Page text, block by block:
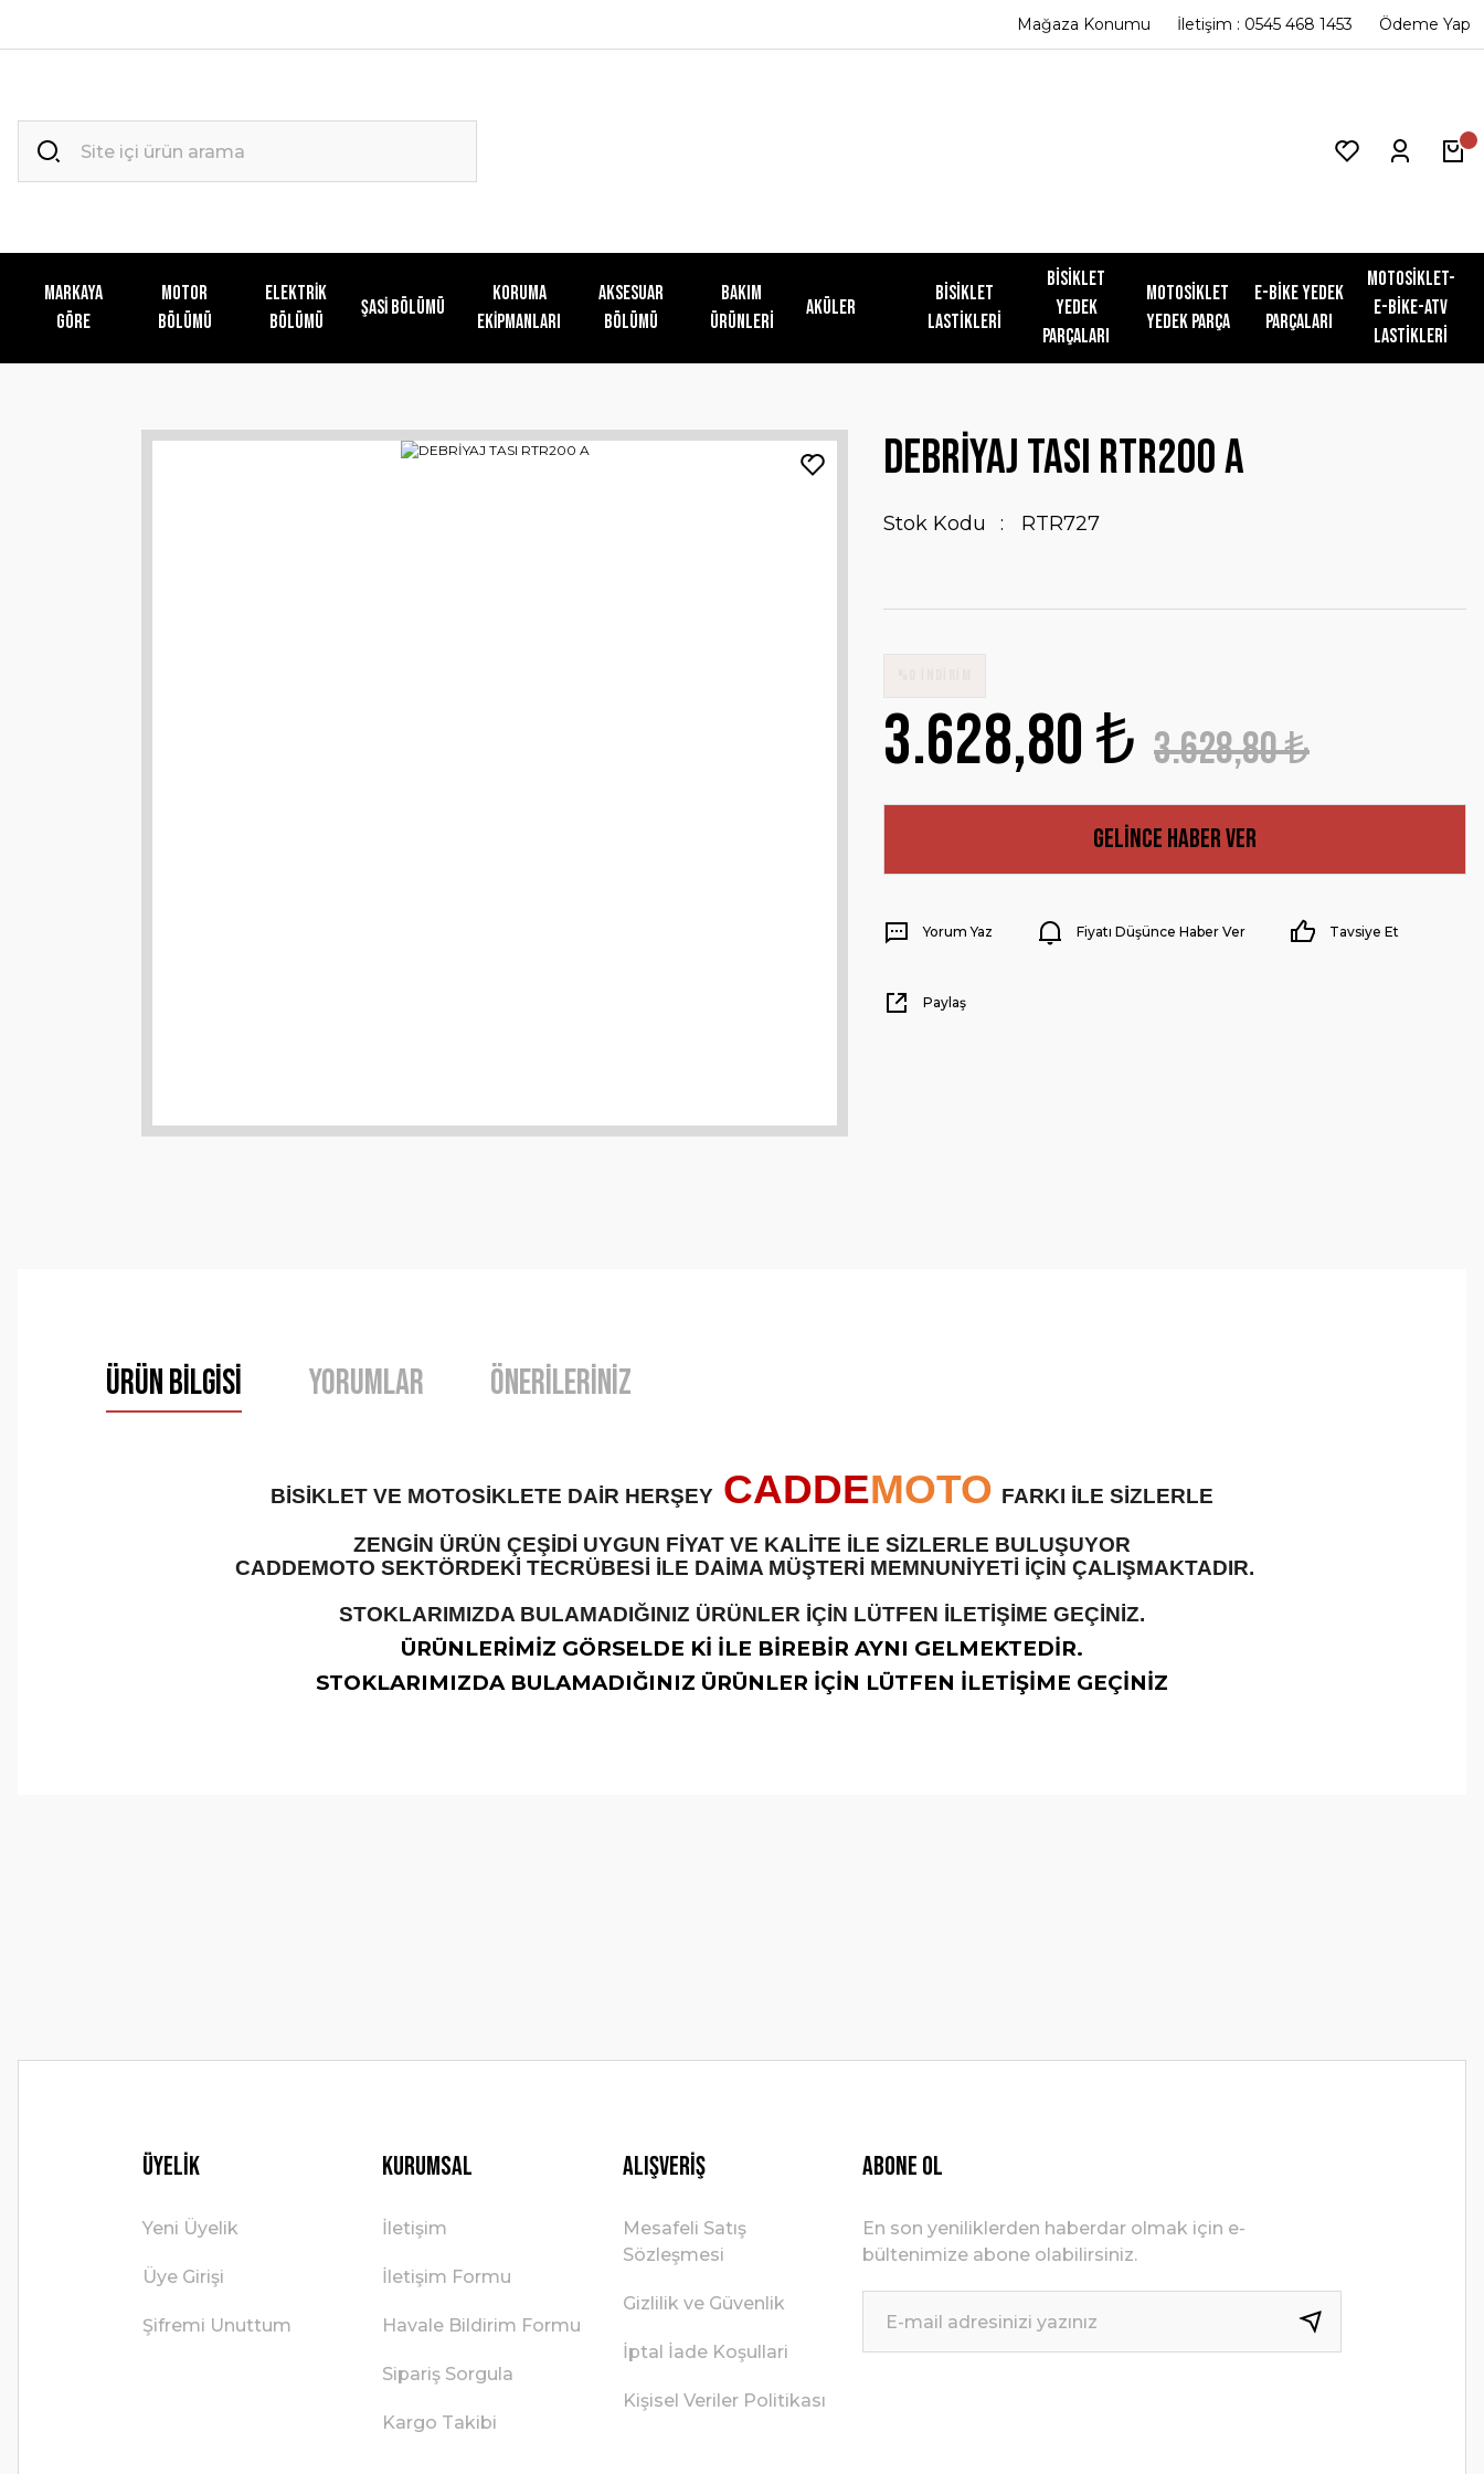
Mağaza Konumu İletişim : 0545 468 1453 Ödeme Yap
MARKAYA
GÖRE
MOTOR
BÖLÜMÜ
ELEKTRİK
BÖLÜMÜ
ŞASİ BÖLÜMÜ
KORUMA
EKİPMANLARI
AKSESUAR
BÖLÜMÜ
Bakım
Ürünleri
Aküler
Bisiklet
Lastikleri
Bisiklet
Yedek
Parçaları
Motosiklet
Yedek Parça
E-Bike Yedek
Parçaları
Motosiklet-
E-Bike-ATV
Lastikleri
DEBRİYAJ TASI RTR200 A
Stok Kodu RTR727
3.628,80 ₺ 3.628,80 ₺
Gelince Haber Ver
Yorum Yaz Fiyatı Düşünce Haber Ver Tavsiye Et
Paylaş
Ürün Bilgisi Yorumlar Önerileriniz
BİSİKLET VE MOTOSİKLETE DAİR HERŞEY CADDEMOTO FARKI İLE SİZLERLE
ZENGİN ÜRÜN ÇEŞİDİ UYGUN FİYAT VE KALİTE İLE SİZLERLE BULUŞUYOR
CADDEMOTO SEKTÖRDEKİ TECRÜBESİ İLE DAİMA MÜŞTERİ MEMNUNİYETİ İÇİN ÇALIŞMAKTADIR.
STOKLARIMIZDA BULAMADIĞINIZ ÜRÜNLER İÇİN LÜTFEN İLETİŞİME GEÇİNİZ.
ÜRÜNLERİMİZ GÖRSELDE Kİ İLE BİREBİR AYNI GELMEKTEDİR.
STOKLARIMIZDA BULAMADIĞINIZ ÜRÜNLER İÇİN LÜTFEN İLETİŞİME GEÇİNİZ
Üyelik
Yeni Üyelik
Üye Girişi
Şifremi Unuttum
Kurumsal
İletişim
İletişim Formu
Havale Bildirim Formu
Sipariş Sorgula
Kargo Takibi
Alışveriş
Mesafeli Satış
Sözleşmesi
Gizlilik ve Güvenlik
İptal İade Koşullari
Kişisel Veriler Politikası
ABONE OL
En son yeniliklerden haberdar olmak için e-
bültenimize abone olabilirsiniz.